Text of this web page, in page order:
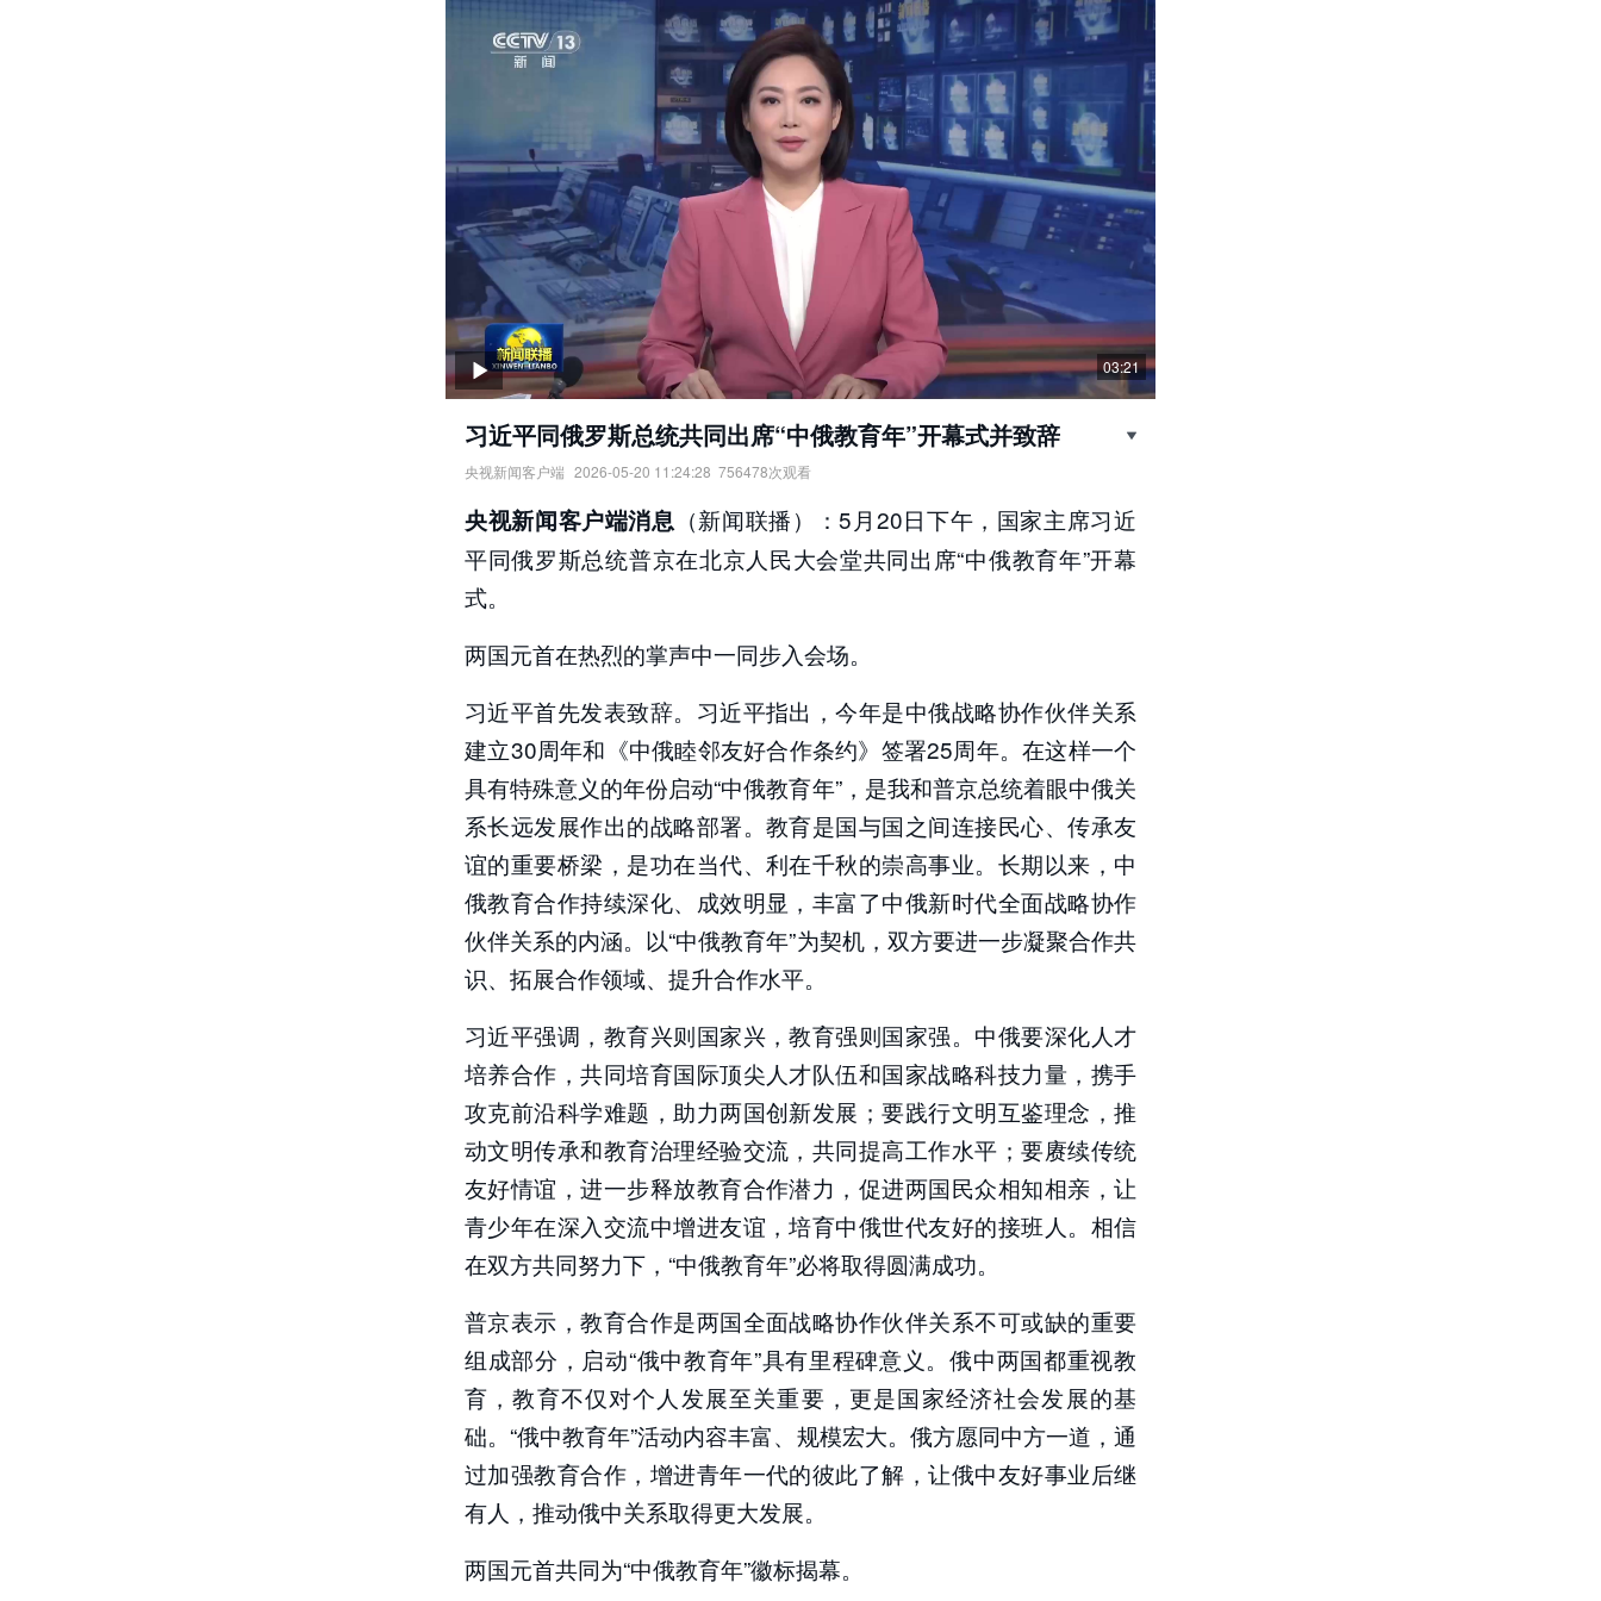
03:21
习近平同俄罗斯总统共同出席“中俄教育年”开幕式并致辞
央视新闻客户端 2026-05-20 11:24:28 756478次观看
责任编辑：央视新闻客户端
央视新闻客户端消息 （新闻联播）：5月20日下午，国家主席习近
平同俄罗斯总统普京在北京人民大会堂共同出席“中俄教育年”开幕
式。
两国元首在热烈的掌声中一同步入会场。
习近平首先发表致辞。习近平指出，今年是中俄战略协作伙伴关系
建立30周年和《中俄睦邻友好合作条约》签署25周年。在这样一个
具有特殊意义的年份启动“中俄教育年”，是我和普京总统着眼中俄关
系长远发展作出的战略部署。教育是国与国之间连接民心、传承友
谊的重要桥梁，是功在当代、利在千秋的崇高事业。长期以来，中
俄教育合作持续深化、成效明显，丰富了中俄新时代全面战略协作
伙伴关系的内涵。以“中俄教育年”为契机，双方要进一步凝聚合作共
识、拓展合作领域、提升合作水平。
习近平强调，教育兴则国家兴，教育强则国家强。中俄要深化人才
培养合作，共同培育国际顶尖人才队伍和国家战略科技力量，携手
攻克前沿科学难题，助力两国创新发展；要践行文明互鉴理念，推
动文明传承和教育治理经验交流，共同提高工作水平；要赓续传统
友好情谊，进一步释放教育合作潜力，促进两国民众相知相亲，让
青少年在深入交流中增进友谊，培育中俄世代友好的接班人。相信
在双方共同努力下，“中俄教育年”必将取得圆满成功。
普京表示，教育合作是两国全面战略协作伙伴关系不可或缺的重要
组成部分，启动“俄中教育年”具有里程碑意义。俄中两国都重视教
育，教育不仅对个人发展至关重要，更是国家经济社会发展的基
础。“俄中教育年”活动内容丰富、规模宏大。俄方愿同中方一道，通
过加强教育合作，增进青年一代的彼此了解，让俄中友好事业后继
有人，推动俄中关系取得更大发展。
两国元首共同为“中俄教育年”徽标揭幕。